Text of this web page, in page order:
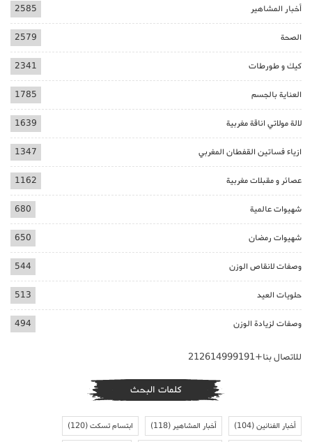
أخبار المشاهير 2585
الصحة 2579
كيك و طورطات 2341
العناية بالجسم 1785
لالة مولاتي اناقة مغربية 1639
ازياء فساتين القفطان المغربي 1347
عصائر و مقبلات مغربية 1162
شهيوات عالمية 680
شهيوات رمضان 650
وصفات لانقاص الوزن 544
حلويات العيد 513
وصفات لزيادة الوزن 494
للاتصال بنا+212614999191
كلمات البحث
أخبار الفنانين(104) أخبار المشاهير(118) ابتسام تسكت(120)